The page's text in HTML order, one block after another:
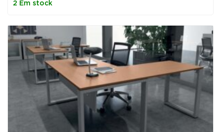
2 Em stock